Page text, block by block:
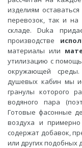
изделиям
перевозок, так и на
складе.
Duka
производстве
материалы или
утилизацию с
окружающей
душевых кабин мы
гранулы которого
водяного пара
Готовые фасонные
воздуха и
содержат добавок,
или других подобных